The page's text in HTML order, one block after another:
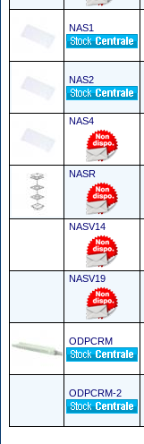
NAS1
NAS2
NAS4
NASR
NASV14
NASV19
ODPCRM
ODPCRM-2